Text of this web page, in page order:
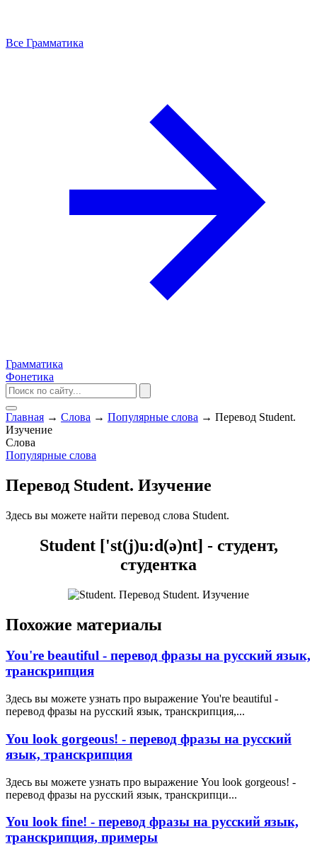
Все Грамматика
Грамматика
Фонетика
Главная → Слова → Популярные слова → Перевод Student.
Изучение
Слова
Популярные слова
Перевод Student. Изучение
Здесь вы можете найти перевод слова Student.
Student ['st(j)u:d(ə)nt] - студент,
студентка
Похожие материалы
You're beautiful - перевод фразы на русский язык,
транскрипция
Здесь вы можете узнать про выражение You're beautiful -
перевод фразы на русский язык, транскрипция,...
You look gorgeous! - перевод фразы на русский
язык, транскрипция
Здесь вы можете узнать про выражение You look gorgeous! -
перевод фразы на русский язык, транскрипци...
You look fine! - перевод фразы на русский язык,
транскрипция, примеры